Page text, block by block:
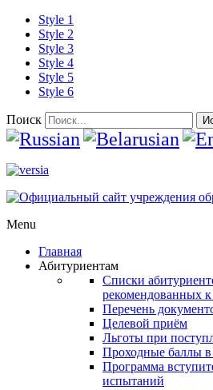
Style 1
Style 2
Style 3
Style 4
Style 5
Style 6
Поиск
Menu
Главная
Абитуриентам
Списки
рекомендованных
Перечень
Целевой приём
Льготы при
Проходные баллы в
Программа
испытаний